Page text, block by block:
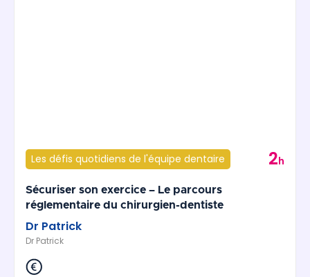
Les défis quotidiens de l'équipe dentaire 2h
Sécuriser son exercice – Le parcours
réglementaire du chirurgien-dentiste
Dr Patrick
Dr Patrick